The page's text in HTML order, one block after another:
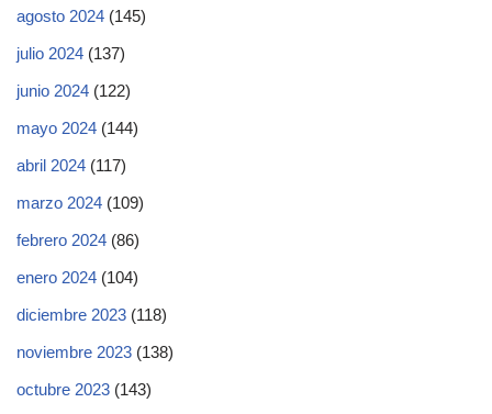
agosto 2024 (145)
julio 2024 (137)
junio 2024 (122)
mayo 2024 (144)
abril 2024 (117)
marzo 2024 (109)
febrero 2024 (86)
enero 2024 (104)
diciembre 2023 (118)
noviembre 2023 (138)
octubre 2023 (143)